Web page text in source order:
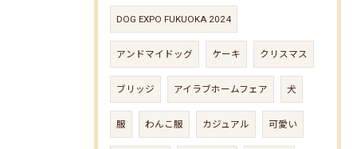
DOG EXPO FUKUOKA 2024
アンドマイドッグ ケーキ クリスマス
ブリッジ アイラブホームフェア 犬
服 わんこ服 カジュアル 可愛い